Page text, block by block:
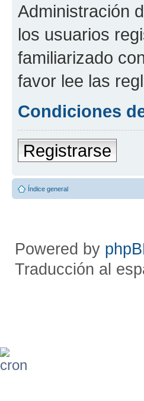
Administración
los usuarios
familiarizado
favor lee las
Condiciones
Registrarse
Índice general
Powered by
Traducción al